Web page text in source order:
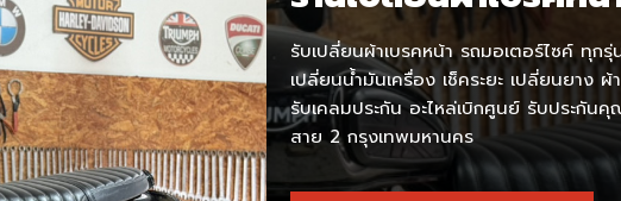
รับเปลี่ยนผ้าเบรคหน้า รถมอเตอร์ไซค์ ทุก
เปลี่ยนน้ำมันเครื่อง เช็คระยะ เปลี่ยนยาง
รับเคลมประกัน อะไหล่เบิกศูนย์ รับประ
สาย 2 กรุงเทพมหานคร